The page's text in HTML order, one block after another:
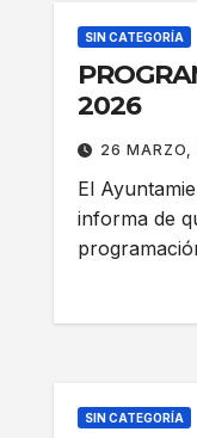
SIN CATEGORÍA
2026
26
El
informa de
SIN CATEGORÍA